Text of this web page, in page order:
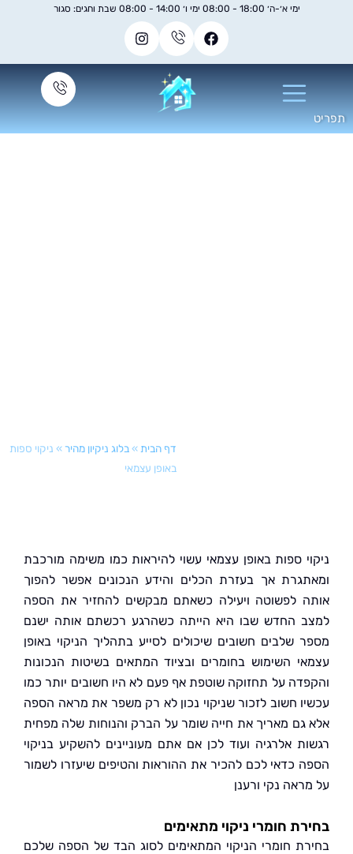
»בלוג ניקיון מהיר »ניקוי ספות
באופן עצמאי
ספות באופן עצמאי עשוי להיראות כמו משימה מורכבת
אך בעזרת הכלים והידע הנכונים אפשר להפוך
לפשוטה ויעילה כשאתם מבקשים להחזיר את הספה
החדש שבו היא הייתה כשהרגע רכשתם אותה ישנם
שלבים חשובים שיכולים לסייע בתהליך הניקוי באופן
השימוש בחומרים ובציוד המתאים בשיטות הנכונות
על תחזוקה שוטפת אף פעם לא היו חשובים יותר כמו
חשוב לזכור שניקוי נכון לא רק משפר את מראה הספה
מאריך את חייה שומר על הברק והנוחות שלה מפחית
אלרגיה ועוד לכן אם אתם מעוניינים להשקיע בניקוי
כדאי לכם להכיר את ההוראות והטיפים שיעזרו לשמור
נקי ורענן
חומרי ניקוי מתאימים
חומרי הניקוי המתאימים לסוג הבד של הספה שלכם